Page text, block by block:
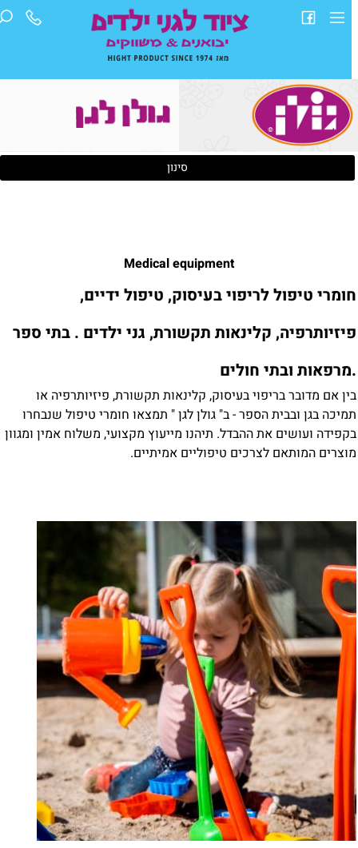
סינון
Medical equipment
טיפול לריפוי בעיסוק, טיפול ידיים,
קלינאות תקשורת, גני ילדים . בתי ספר
ובתי חולים
אם מדובר בריפוי בעיסוק, קלינאות תקשורת, פיזיותרפיה או
בגן ובבית הספר - ב" גולן לגן " תמצאו חומרי טיפול שנבחרו
ועושים את ההבדל. תיהנו מייעוץ מקצועי, משלוח אמין ומגוון
המותאם לצרכים טיפוליים אמיתיים.